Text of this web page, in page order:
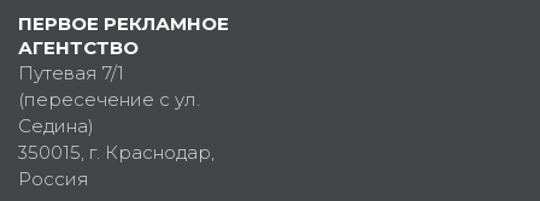
ПЕРВОЕ РЕКЛАМНОЕ
АГЕНТСТВО
Путевая 7/1
(пересечение с ул.
Седина)
350015, г. Краснодар,
Россия